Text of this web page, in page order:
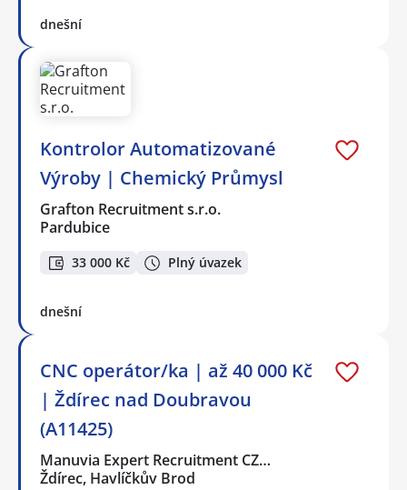
dnešní
Kontrolor Automatizované
Výroby | Chemický Průmysl
Grafton Recruitment s.r.o.
Pardubice
33 000 Kč Plný úvazek
dnešní
CNC operátor/ka | až 40 000 Kč
| Ždírec nad Doubravou
(A11425)
Manuvia Expert Recruitment CZ…
Ždírec, Havlíčkův Brod